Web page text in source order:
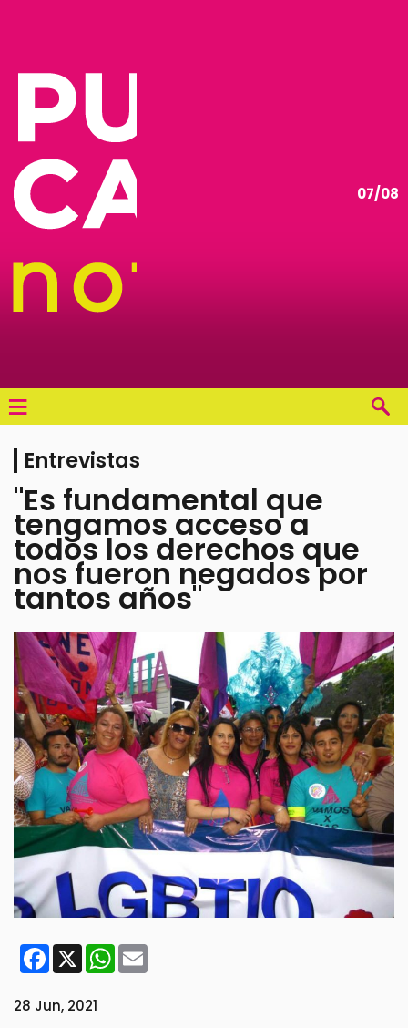
07/08
≡
Entrevistas
"Es fundamental que
tengamos acceso a
todos los derechos que
nos fueron negados por
tantos años"
Facebook
X WhatsApp
Email
28 Jun, 2021